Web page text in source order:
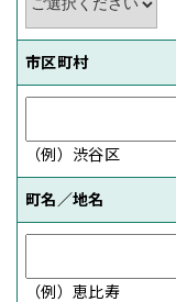
市区町村
（例）渋谷区
町名／地名
（例）恵比寿